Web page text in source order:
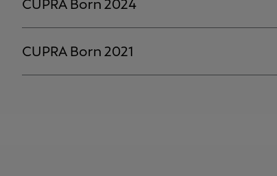
CUPRA Born 2024
CUPRA Born 2021